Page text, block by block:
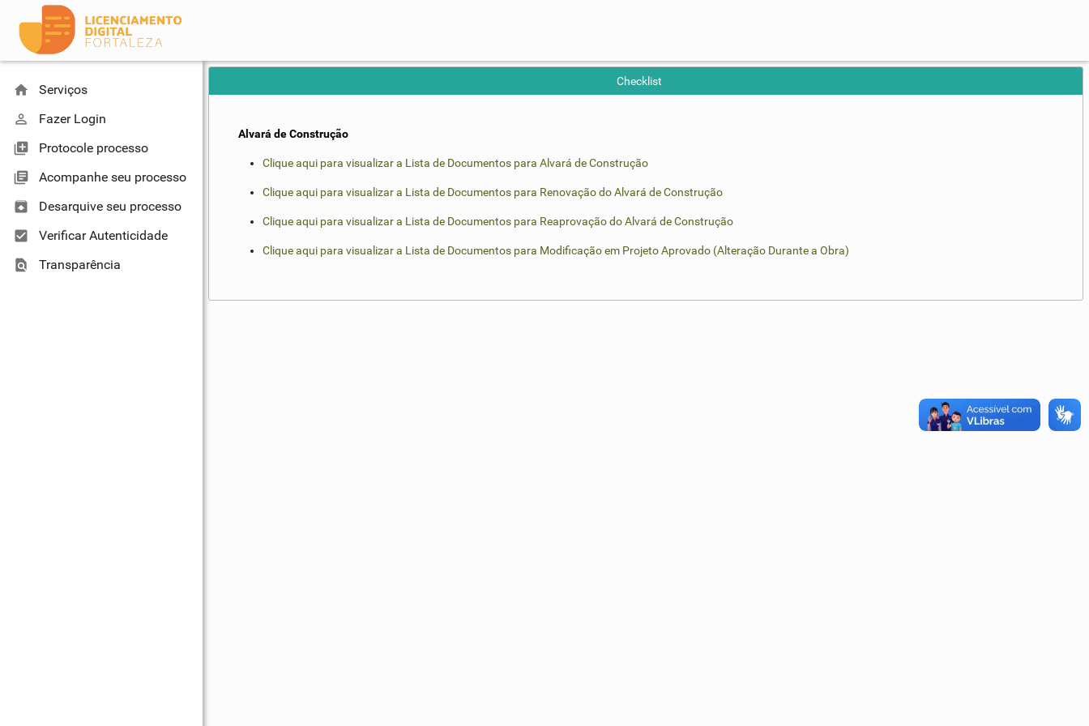
home Serviços
perm_identity Fazer Login
library_add Protocole processo
library_books Acompanhe seu processo
unarchive Desarquive seu processo
check_box Verificar Autenticidade
find_in_page Transparência
Checklist
Alvará de Construção
Clique aqui para visualizar a Lista de Documentos para Alvará de Construção
Clique aqui para visualizar a Lista de Documentos para Renovação do Alvará de Construção
Clique aqui para visualizar a Lista de Documentos para Reaprovação do Alvará de Construção
Clique aqui para visualizar a Lista de Documentos para Modificação em Projeto Aprovado (Alteração Durante a Obra)